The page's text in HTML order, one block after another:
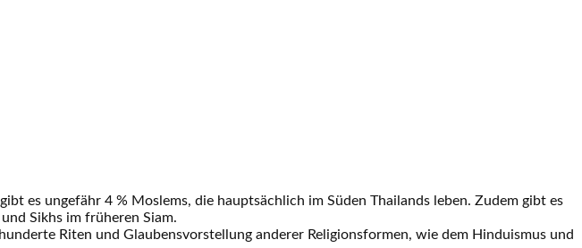
es ungefähr 4 % Moslems, die hauptsächlich im Süden Thailands leben. Zudem gibt es
Sikhs im früheren Siam.
Riten und Glaubensvorstellung anderer Religionsformen, wie dem Hinduismus und